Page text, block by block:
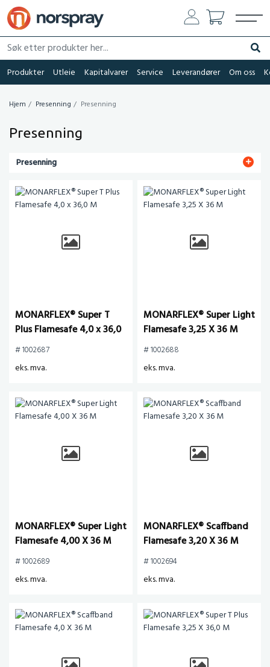
Søk etter produkter her...
Søk
Produkter Utleie Kapitalvarer Service Leverandører Om oss
Hjem Presenning Presenning
Presenning
Presenning
MONARFLEX® Super T
Plus Flamesafe 4,0 x 36,0
M
# 1002687
eks. mva.
MONARFLEX® Super Light
Flamesafe 3,25 X 36 M
# 1002688
eks. mva.
MONARFLEX® Super Light
Flamesafe 4,00 X 36 M
# 1002689
eks. mva.
MONARFLEX® Scaffband
Flamesafe 3,20 X 36 M
# 1002694
eks. mva.